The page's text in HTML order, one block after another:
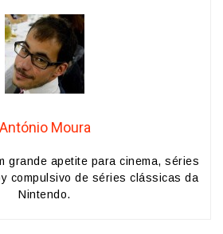
António Moura
grande apetite para cinema, séries
compulsivo de séries clássicas da
Nintendo.